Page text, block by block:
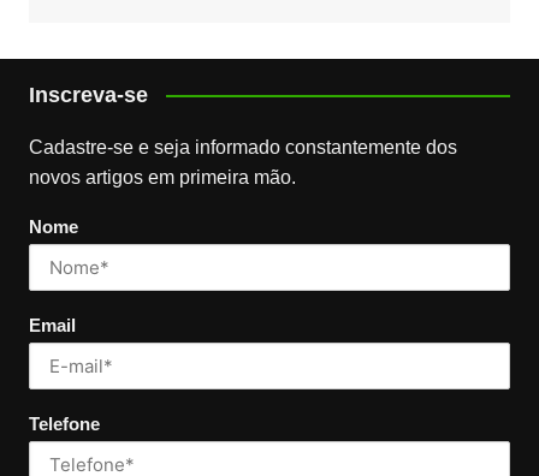
Inscreva-se
Cadastre-se e seja informado constantemente dos
novos artigos em primeira mão.
Nome
Email
Telefone